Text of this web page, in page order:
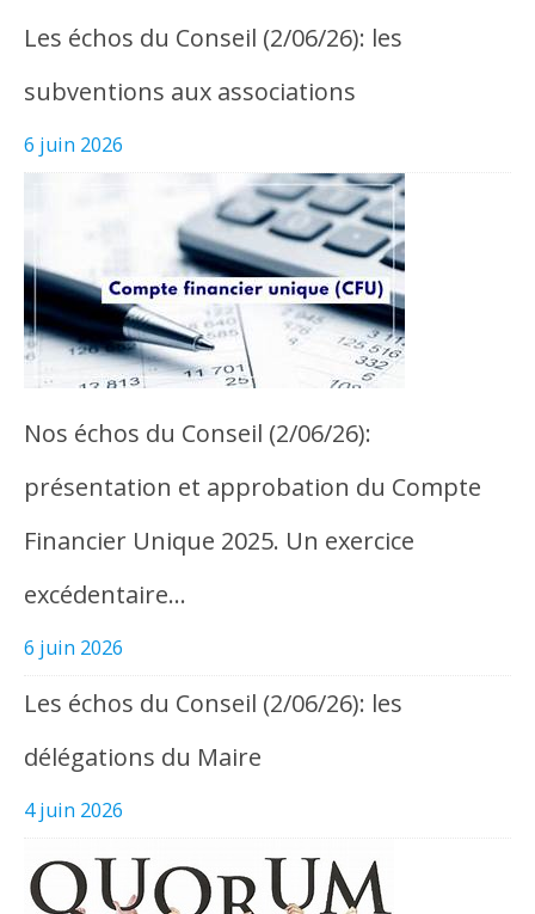
Les échos du Conseil (2/06/26): les
subventions aux associations
6 juin 2026
Nos échos du Conseil (2/06/26):
présentation et approbation du Compte
Financier Unique 2025. Un exercice
excédentaire…
6 juin 2026
Les échos du Conseil (2/06/26): les
délégations du Maire
4 juin 2026